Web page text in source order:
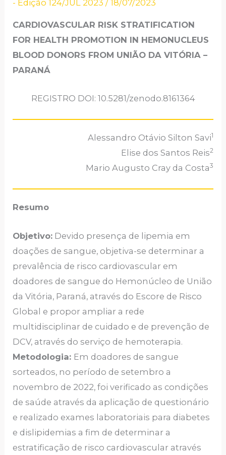
- Edição 124/JUL 2023 /18/07/2023
CARDIOVASCULAR RISK STRATIFICATION
FOR HEALTH PROMOTION IN HEMONUCLEUS
BLOOD DONORS FROM UNIÃO DA VITÓRIA –
PARANÁ
REGISTRO DOI: 10.5281/zenodo.8161364
Alessandro Otávio Silton Savi1
Elise dos Santos Reis2
Mario Augusto Cray da Costa3
Resumo
Objetivo: Devido presença de lipemia em
doações de sangue, objetiva-se determinar a
prevalência de risco cardiovascular em
doadores de sangue do Hemonúcleo de União
da Vitória, Paraná, através do Escore de Risco
Global e propor ampliar a rede
multidisciplinar de cuidado e de prevenção de
DCV, através do serviço de hemoterapia.
Metodologia: Em doadores de sangue
sorteados, no período de setembro a
novembro de 2022, foi verificado as condições
de saúde através da aplicação de questionário
e realizado exames laboratoriais para diabetes
e dislipidemias a fim de determinar a
estratificação de risco cardiovascular através